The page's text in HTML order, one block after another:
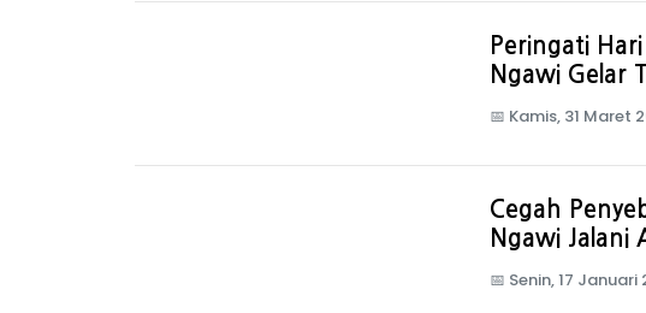
Peringati
Ngawi Gelar
📅 Kamis, 31 Maret
Cegah
Ngawi Jalani
📅 Senin, 17 Januari